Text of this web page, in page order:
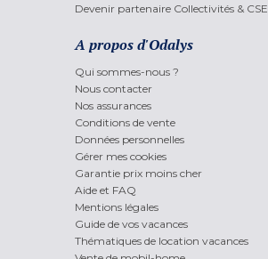
Devenir partenaire Collectivités & CSE
A propos d'Odalys
Qui sommes-nous ?
Nous contacter
Nos assurances
Conditions de vente
Données personnelles
Gérer mes cookies
Garantie prix moins cher
Aide et FAQ
Mentions légales
Guide de vos vacances
Thématiques de location vacances